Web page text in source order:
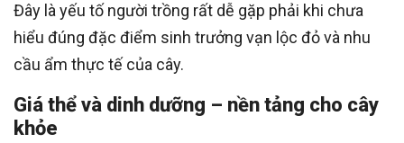
Đây là yếu tố người trồng rất dễ gặp phải khi chưa
hiểu đúng đặc điểm sinh trưởng vạn lộc đỏ và nhu
cầu ẩm thực tế của cây.
Giá thể và dinh dưỡng – nền tảng cho cây
khỏe